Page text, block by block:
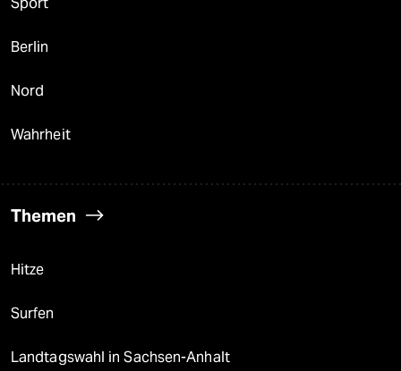
Berlin
Nord
Wahrheit
Themen
Hitze
Surfen
Landtagswahl in Sachsen-Anhalt